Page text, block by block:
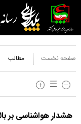
صفحه نخست مطالب
هشدار هواشناسی بر